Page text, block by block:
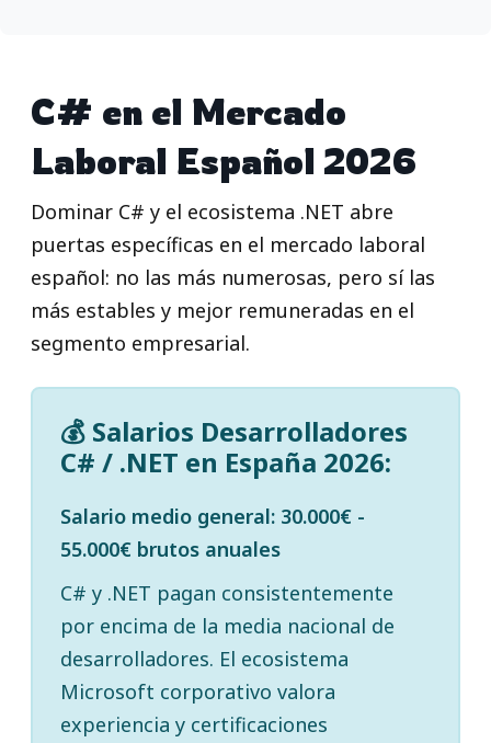
C# en el Mercado
Laboral Español 2026
Dominar C# y el ecosistema .NET abre
puertas específicas en el mercado laboral
español: no las más numerosas, pero sí las
más estables y mejor remuneradas en el
segmento empresarial.
💰 Salarios Desarrolladores
C# / .NET en España 2026:
Salario medio general: 30.000€ -
55.000€ brutos anuales
C# y .NET pagan consistentemente
por encima de la media nacional de
desarrolladores. El ecosistema
Microsoft corporativo valora
experiencia y certificaciones